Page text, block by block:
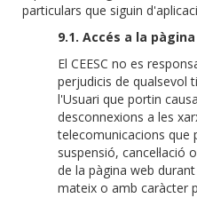
particulars que siguin
9.1. Accés a la
El CEESC no es
perjudicis de qualsevol
l'Usuari que portin
desconnexions a les
telecomunicacions que
suspensió, cancel·lació
de la pàgina web
mateix o amb caràcter